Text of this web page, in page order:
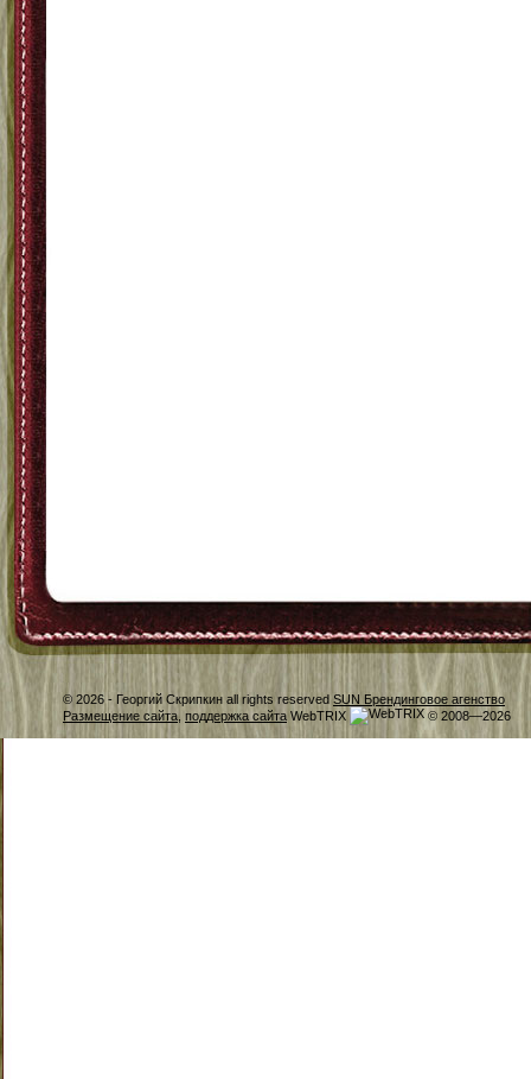
© 2026 - Георгий Скрипкин all rights reserved SUN Брендинговое агенство
Размещение сайта, поддержка сайта WebTRIX © 2008—2026